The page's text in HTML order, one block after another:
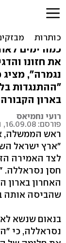
ארץ
כמה ימים
את חזונו
נגמרה",
"ההתנגדות
בארון
רועי נחמיאס
פורסם: 16.09.08, 22:41
ראש הממשלה,
"ארץ ישראל
לצד האמירה
חסן נסראללה.
האחרון בארון
שהביסה אותה בשנת 2000", אמר
בנאום שנשא